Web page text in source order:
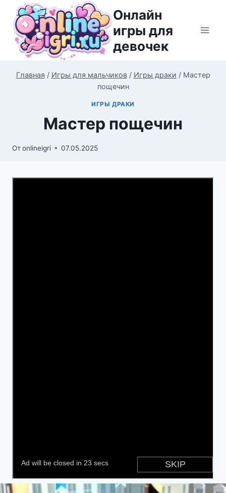
Перейти
содержимому
Онлайн
игры для
девочек
Главная / Игры для мальчиков / Игры драки / Мастер
пощечин
ИГРЫ ДРАКИ
Мастер пощечин
Отonlineigri 07.05.2025